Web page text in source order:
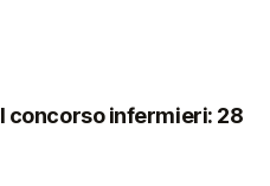
concorso infermieri: 28